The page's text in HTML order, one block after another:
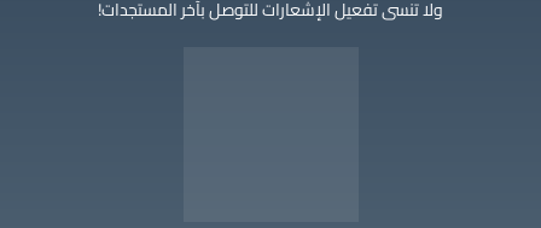
ولا تنسى تفعيل الإشعارات للتوصل بآخر المستجدات!